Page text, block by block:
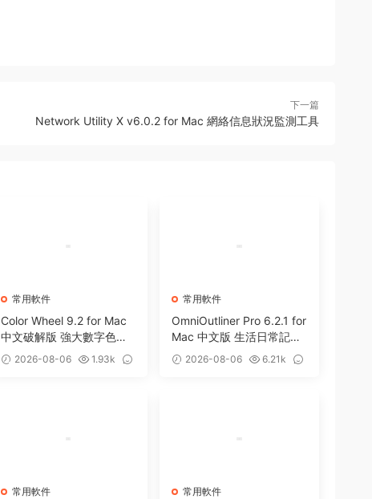
下一篇
Network Utility X v6.0.2 for Mac 網絡信息狀況監測工具
常用軟件
Color Wheel 9.2 for Mac
中文破解版 強大數字色輪
工具2026-08-06
1.93k
常用軟件
OmniOutliner Pro 6.2.1 for
Mac 中文版 生活日常記錄
軟件2026-08-06
6.21k
常用軟件 常用軟件